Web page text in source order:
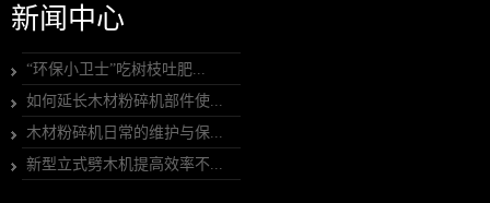
新闻中心
“环保小卫士”吃树枝吐肥...
如何延长木材粉碎机部件使...
木材粉碎机日常的维护与保...
新型立式劈木机提高效率不...